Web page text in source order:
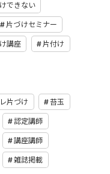
できない
片づけセミナー
講座 片付け
片づけ 苔玉
認定講師
講座講師
雑誌掲載